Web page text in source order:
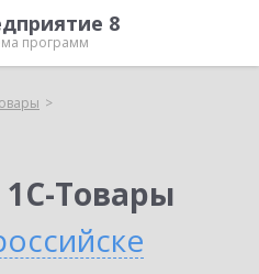
8
программ
1С-Товары